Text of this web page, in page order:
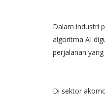
Dalam industri
algoritma AI
perjalanan yang
Di sektor